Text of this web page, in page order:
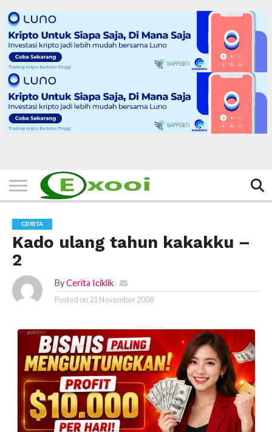
HOME
FILTER
BERITA
BIODATA
CERITA
CERPEN
EKSKLUSIF
FOTO
VIDEO
TIPS
MORE
CERITA
Kado ulang tahun kakakku –
2
By Cerita Iciklik
Posted on 21 November 2008